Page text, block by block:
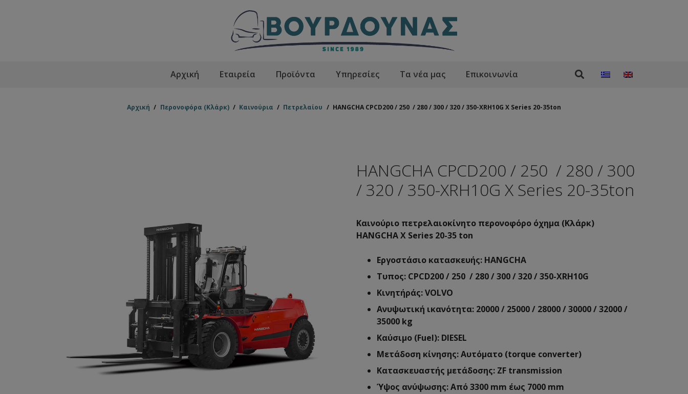
Αρχική Εταιρεία Προϊόντα Υπηρεσίες Τα νέα μας Επικοινωνία
Αρχική / Περονοφόρα (Κλάρκ) / Καινούρια / Πετρελαίου / HANGCHA CPCD200 / 250 / 280 / 300 / 320 / 350-XRH10G X Series 20-35ton
HANGCHA CPCD200 / 250 / 280 / 300
/ 320 / 350-XRH10G X Series 20-35ton
Καινούριο πετρελαιοκίνητο περονοφόρο όχημα (Κλάρκ)
HANGCHA X Series 20-35 ton
Εργοστάσιο κατασκευής: HANGCHA
Τυπος: CPCD200 / 250 / 280 / 300 / 320 / 350-XRH10G
Κινητήράς: VOLVO
Ανυψωτική ικανότητα: 20000 / 25000 / 28000 / 30000 / 32000 /
35000 kg
Καύσιμο (Fuel): DIESEL
Μετάδοση κίνησης: Αυτόματο (torque converter)
Κατασκευαστής μετάδοσης: ZF transmission
Ύψος ανύψωσης: Από 3300 mm έως 7000 mm